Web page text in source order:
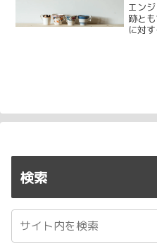
エン
跡と
に対
ジェ
縁だ
検索